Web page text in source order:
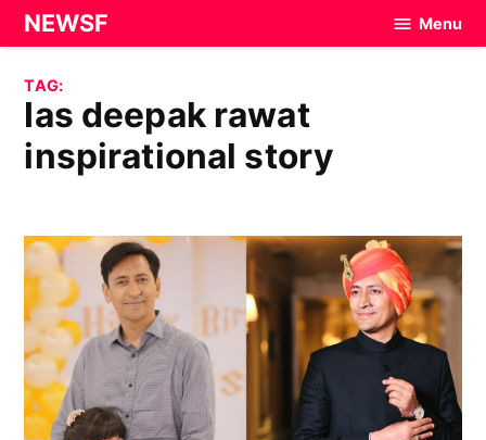
Skip
to
content
NEWSF Menu
TAG:
ias deepak rawat
inspirational story